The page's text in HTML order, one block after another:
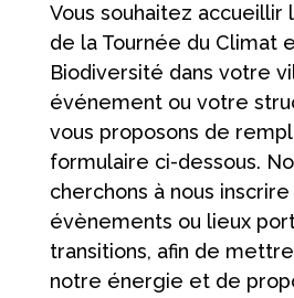
Vous souhaitez accueillir
de la Tournée du Climat
Biodiversité dans votre
événement ou votre
vous proposons de
formulaire ci-dessous.
cherchons à nous
évènements ou lieux
transitions, afin de
notre énergie et de